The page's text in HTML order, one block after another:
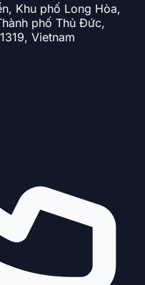
Khu phố Long Hòa,
phố Thủ Đức,
Vietnam